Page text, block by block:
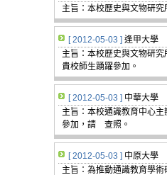
主旨：本校歷史與文物研
[ 2012-05-03 ] 逢甲大學
主旨：本校歷史與文物研
貴校師生踴躍參加。
[ 2012-05-03 ] 中華大學
主旨：本校通識教育中心
參加，請 查照。
[ 2012-05-03 ] 中原大學
主旨：為推動通識教育學